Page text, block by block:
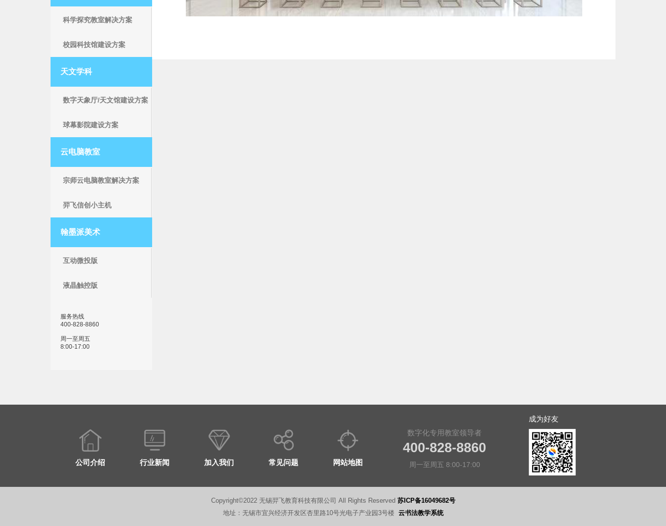
科学探究教室解决方案
校园科技馆建设方案
天文学科
数字天象厅/天文馆建设方案
球幕影院建设方案
云电脑教室
宗师云电脑教室解决方案
羿飞信创小主机
翰墨派美术
互动微投版
液晶触控版
服务热线
400-828-8860
周一至周五
8:00-17:00
公司介绍 行业新闻 加入我们 常见问题 网站地图
数字化专用教室领导者
400-828-8860
周一至周五 8:00-17:00
成为好友
Copyright©2022 无锡羿飞教育科技有限公司 All Rights Reserved 苏ICP备16049682号
地址：无锡市宜兴经济开发区杏里路10号光电子产业园3号楼 云书法教学系统